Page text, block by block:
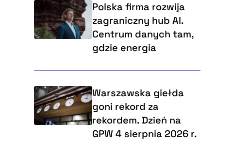
Polska firma rozwija
zagraniczny hub AI.
Centrum danych tam,
gdzie energia
Warszawska giełda
goni rekord za
rekordem. Dzień na
GPW 4 sierpnia 2026 r.